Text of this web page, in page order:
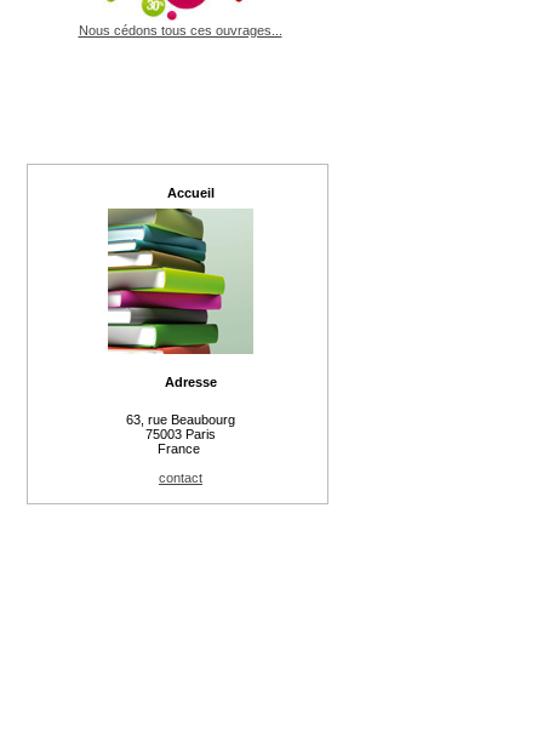
Nous cédons tous ces ouvrages...
Accueil
Adresse
63, rue Beaubourg
75003 Paris
France
contact